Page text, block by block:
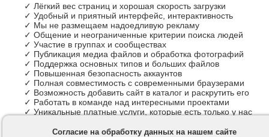
✓ Лёгкий вес страниц и хорошая скорость загрузки
✓ Удобный и приятный интерфейс, интерактивность
✓ Мы не размещаем надоедливую рекламу
✓ Общение и неограниченные критерии поиска людей
✓ Участие в группах и сообществах
✓ Публикация медиа файлов и обработка фотографий
✓ Поддержка основных типов и больших файлов
✓ Повышенная безопасность аккаунтов
✓ Полная совместимость с современными браузерами
✓ Возможность добавить сайт в каталог и раскрутить его
✓ Работать в команде над интересными проектами
✓ Уникальные платные услуги, которые есть только у нас
Согласие на обработку данных на нашем сайте